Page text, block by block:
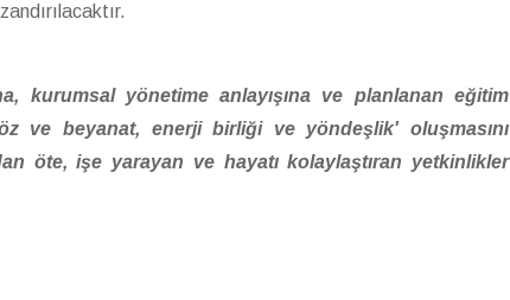
kurumsal yönetime anlayışına ve planlanan eğitim
ve beyanat, enerji birliği ve yöndeşlik' oluşmasını
öte, işe yarayan ve hayatı kolaylaştıran yetkinlikler